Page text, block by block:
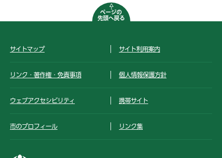
ページの
先頭へ戻る
サイトマップ サイト利用案内
リンク・著作権・免責事項 個人情報保護方針
ウェブアクセシビリティ 携帯サイト
市のプロフィール リンク集